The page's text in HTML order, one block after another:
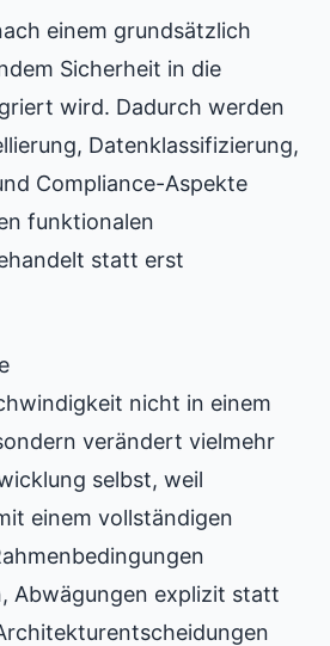
einem grundsätzlich
Sicherheit in die
wird. Dadurch werden
Datenklassifizierung,
Compliance-Aspekte
funktionalen
statt erst
nicht in einem
verändert vielmehr
selbst, weil
einem vollständigen
Abwägungen explizit statt